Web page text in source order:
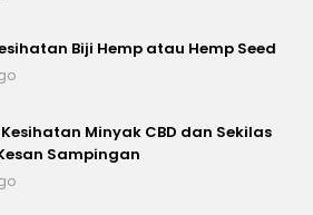
Biji Hemp atau Hemp Seed
Minyak CBD dan Sekilas
Sampingan